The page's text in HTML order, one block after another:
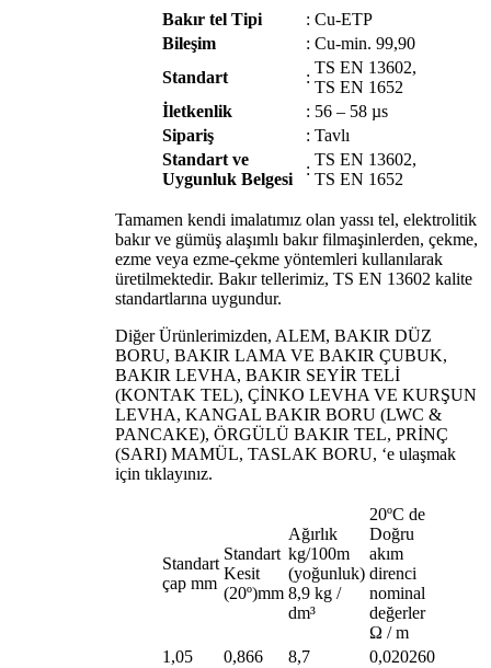
Bakır tel Tipi : Cu-ETP
Bileşim
: Cu-min. 99,90
Standart
:
TS EN 13602,
TS EN 1652
İletkenlik
: 56 – 58 µs
Sipariş
: Tavlı
Standart ve
Uygunluk Belgesi
:
TS EN 13602,
TS EN 1652
Tamamen kendi imalatımız olan yassı tel, elektrolitik
bakır ve gümüş alaşımlı bakır filmaşinlerden, çekme,
ezme veya ezme-çekme yöntemleri kullanılarak
üretilmektedir. Bakır tellerimiz, TS EN 13602 kalite
standartlarına uygundur.
Diğer Ürünlerimizden, ALEM, BAKIR DÜZ
BORU, BAKIR LAMA VE BAKIR ÇUBUK,
BAKIR LEVHA, BAKIR SEYİR TELİ
(KONTAK TEL), ÇİNKO LEVHA VE KURŞUN
LEVHA, KANGAL BAKIR BORU (LWC &
PANCAKE), ÖRGÜLÜ BAKIR TEL, PRİNÇ
(SARI) MAMÜL, TASLAK BORU, ‘e ulaşmak
için tıklayınız.
Standart
çap mm
Standart
Kesit
(20º)mm
Ağırlık
kg/100m
(yoğunluk)
8,9 kg /
dm³
20ºC de
Doğru
akım
direnci
nominal
değerler
Ω / m
1,05
0,866 8,7
0,020260